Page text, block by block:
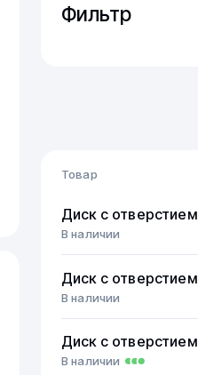
Фильтр
Товар
Диск с отверстием
В наличии
Диск с отверстием
В наличии
Диск с отверстием
В наличии